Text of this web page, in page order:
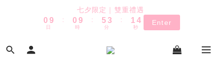
TUANTUAN & GAUTE
8
日
9
8
時
:
5
4
3
2
0
分
:
1
0
3
2
秒
Enter
TUANTUAN & GAUTE